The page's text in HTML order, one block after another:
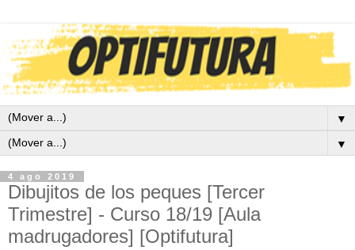
▼
▼
4 ago 2019
Dibujitos de los peques [Tercer
Trimestre] - Curso 18/19 [Aula
madrugadores] [Optifutura]